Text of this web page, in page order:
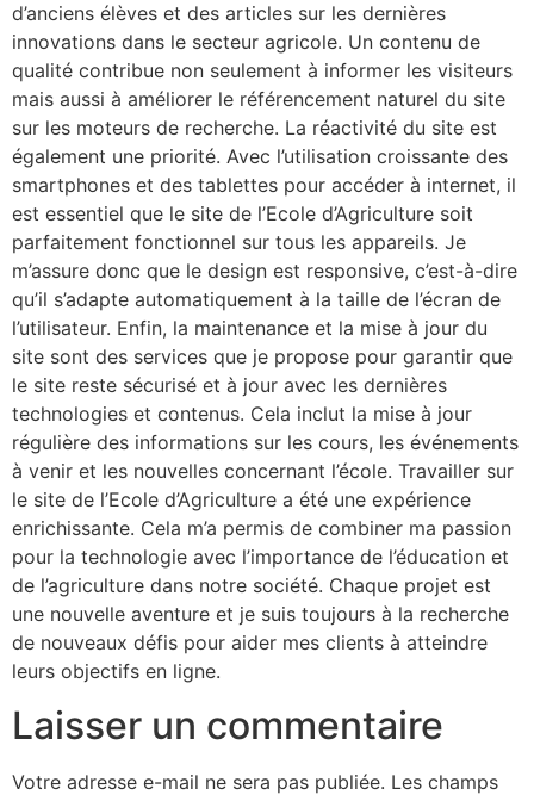
d’anciens élèves et des articles sur les dernières
innovations dans le secteur agricole. Un contenu de
qualité contribue non seulement à informer les visiteurs
mais aussi à améliorer le référencement naturel du site
sur les moteurs de recherche. La réactivité du site est
également une priorité. Avec l’utilisation croissante des
smartphones et des tablettes pour accéder à internet, il
est essentiel que le site de l’Ecole d’Agriculture soit
parfaitement fonctionnel sur tous les appareils. Je
m’assure donc que le design est responsive, c’est-à-dire
qu’il s’adapte automatiquement à la taille de l’écran de
l’utilisateur. Enfin, la maintenance et la mise à jour du
site sont des services que je propose pour garantir que
le site reste sécurisé et à jour avec les dernières
technologies et contenus. Cela inclut la mise à jour
régulière des informations sur les cours, les événements
à venir et les nouvelles concernant l’école. Travailler sur
le site de l’Ecole d’Agriculture a été une expérience
enrichissante. Cela m’a permis de combiner ma passion
pour la technologie avec l’importance de l’éducation et
de l’agriculture dans notre société. Chaque projet est
une nouvelle aventure et je suis toujours à la recherche
de nouveaux défis pour aider mes clients à atteindre
leurs objectifs en ligne.
Laisser un commentaire
Votre adresse e-mail ne sera pas publiée. Les champs